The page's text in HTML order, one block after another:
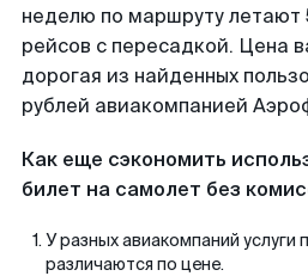
неделю по маршруту летают
рейсов с пересадкой. Цена
дорогая из найденных
рублей авиакомпанией
Как еще сэкономить
билет на самолет без
У разных авиакомпаний услуги
различаются по цене.